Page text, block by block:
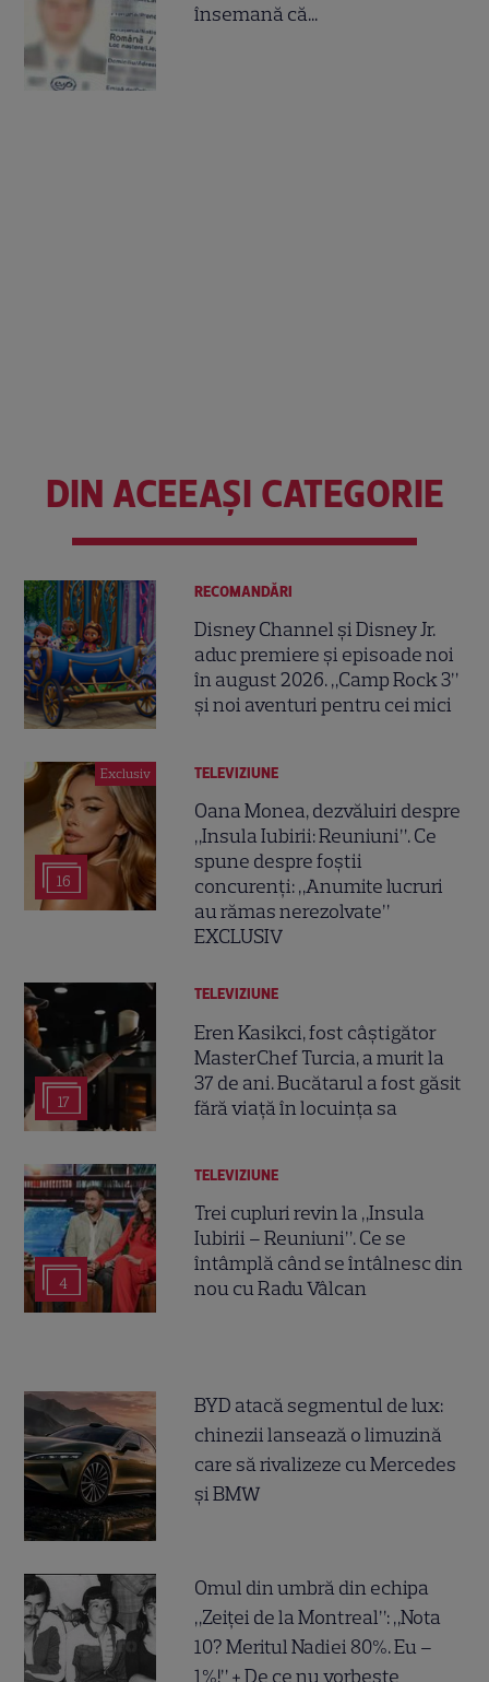
însemană că...
DIN ACEEAȘI CATEGORIE
RECOMANDĂRI
Disney Channel și Disney Jr.
aduc premiere și episoade noi
în august 2026. „Camp Rock 3”
și noi aventuri pentru cei mici
Exclusiv
16
TELEVIZIUNE
Oana Monea, dezvăluiri despre
„Insula Iubirii: Reuniuni”. Ce
spune despre foștii
concurenți: „Anumite lucruri
au rămas nerezolvate”
EXCLUSIV
17
TELEVIZIUNE
Eren Kasikci, fost câștigător
MasterChef Turcia, a murit la
37 de ani. Bucătarul a fost găsit
fără viață în locuința sa
4
TELEVIZIUNE
Trei cupluri revin la „Insula
Iubirii – Reuniuni”. Ce se
întâmplă când se întâlnesc din
nou cu Radu Vâlcan
BYD atacă segmentul de lux:
chinezii lansează o limuzină
care să rivalizeze cu Mercedes
și BMW
Omul din umbră din echipa
„Zeiței de la Montreal”: „Nota
10? Meritul Nadiei 80%. Eu –
1%!” + De ce nu vorbește